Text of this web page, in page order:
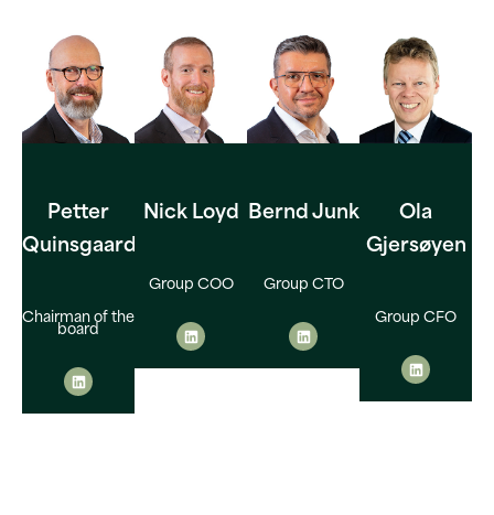
Petter
Quinsgaard
Chairman of the
board
Nick Loyd
Group COO
Bernd Junk
Group CTO
Ola
Gjersøyen
Group CFO